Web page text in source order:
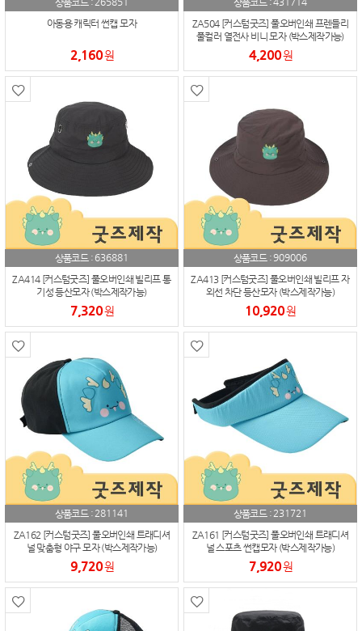
상품코드 :
아동용 캐릭터 썬캡 모자
2,160원
상품코드 :
ZA504 [커스텀굿즈] 풀오버인쇄 프렌들리
풀컬러 열전사 비니 모자 (박스제작가능)
4,200원
상품코드 : 636881
ZA414 [커스텀굿즈] 풀오버인쇄 빌리프 통
기성 등산모자 (박스제작가능)
7,320원
상품코드 :909006
ZA413 [커스텀굿즈] 풀오버인쇄 빌리프 자
외선 차단 등산모자 (박스제작가능)
10,920원
상품코드 :281141
ZA162 [커스텀굿즈] 풀오버인쇄 트래디셔
널 맞춤형 야구 모자 (박스제작가능)
9,720원
상품코드 :231721
ZA161 [커스텀굿즈] 풀오버인쇄 트래디셔
널 스포츠 썬캡모자 (박스제작가능)
7,920원